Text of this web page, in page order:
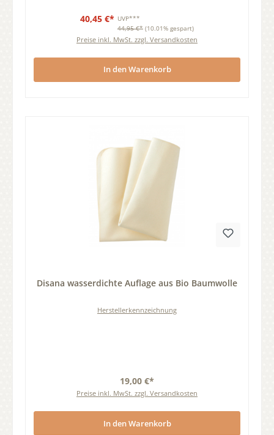
40,45 €* UVP***
44,95 €* (10.01% gespart)
Preise inkl. MwSt. zzgl. Versandkosten
In den Warenkorb
Disana wasserdichte Auflage aus Bio Baumwolle
Herstellerkennzeichnung
19,00 €*
Preise inkl. MwSt. zzgl. Versandkosten
In den Warenkorb